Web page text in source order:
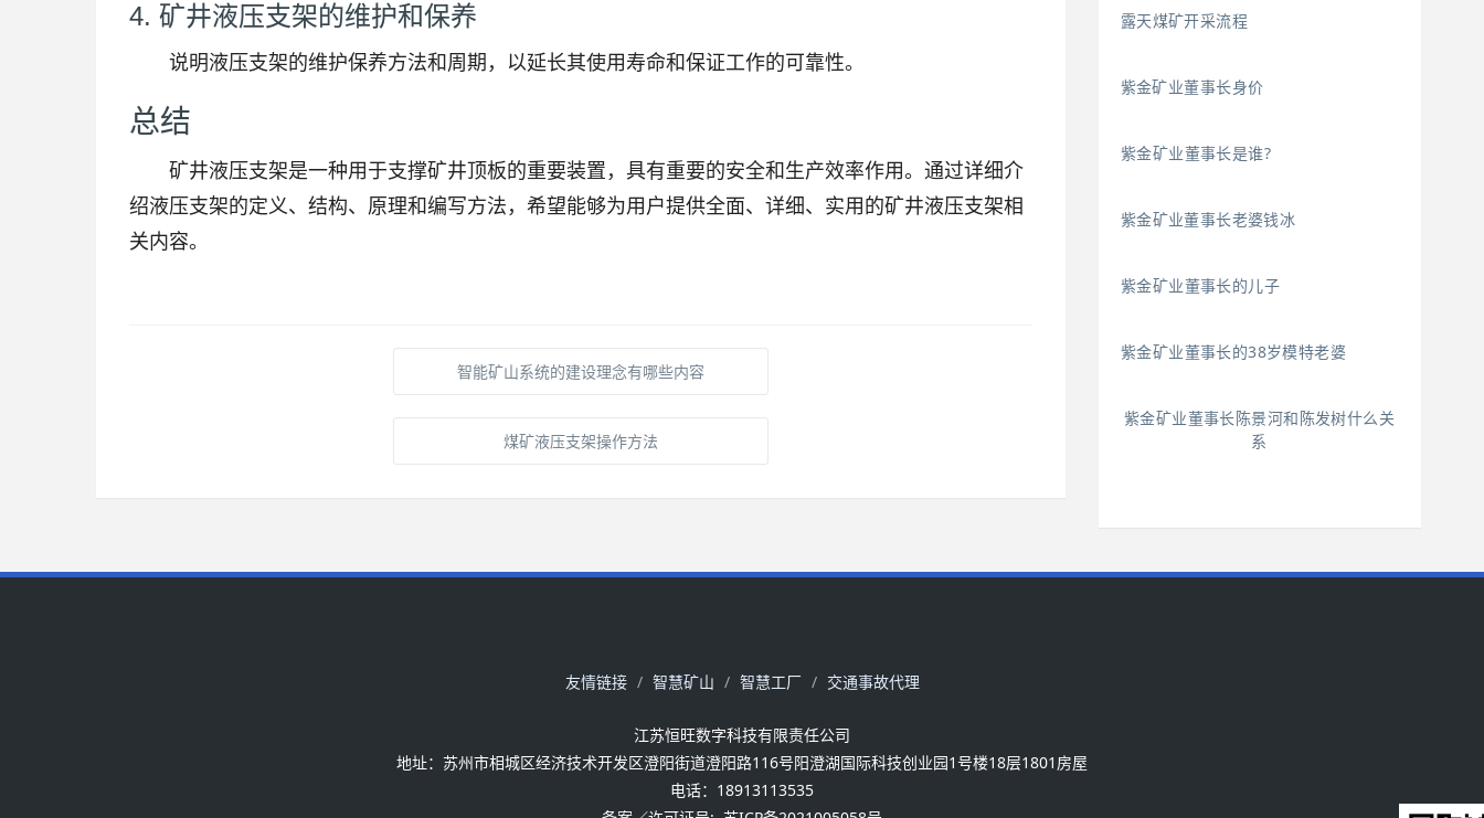
4. 矿井液压支架的维护和保养
说明液压支架的维护保养方法和周期，以延长其使用寿命和保证工作的可靠性。
总结
矿井液压支架是一种用于支撑矿井顶板的重要装置，具有重要的安全和生产效率作用。通过详细介
绍液压支架的定义、结构、原理和编写方法，希望能够为用户提供全面、详细、实用的矿井液压支架相
关内容。
智能矿山系统的建设理念有哪些内容
煤矿液压支架操作方法
露天煤矿开采流程
紫金矿业董事长身价
紫金矿业董事长是谁?
紫金矿业董事长老婆钱冰
紫金矿业董事长的儿子
紫金矿业董事长的38岁模特老婆
紫金矿业董事长陈景河和陈发树什么关
系
友情链接 智慧矿山 智慧工厂 交通事故代理
江苏恒旺数字科技有限责任公司
地址：苏州市相城区经济技术开发区澄阳街道澄阳路116号阳澄湖国际科技创业园1号楼18层1801房屋
电话：18913113535